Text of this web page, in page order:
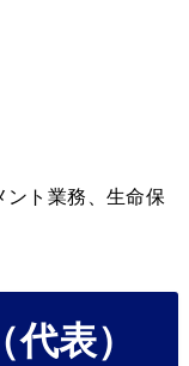
ント業務、生命保
表）